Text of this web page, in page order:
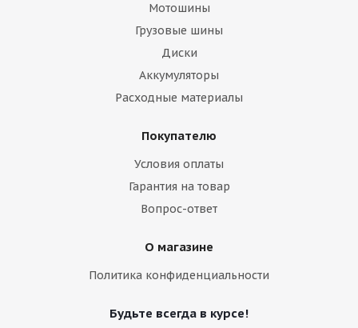
Мотошины
Грузовые шины
Диски
Аккумуляторы
Расходные материалы
Покупателю
Условия оплаты
Гарантия на товар
Вопрос-ответ
О магазине
Политика конфиденциальности
Будьте всегда в курсе!